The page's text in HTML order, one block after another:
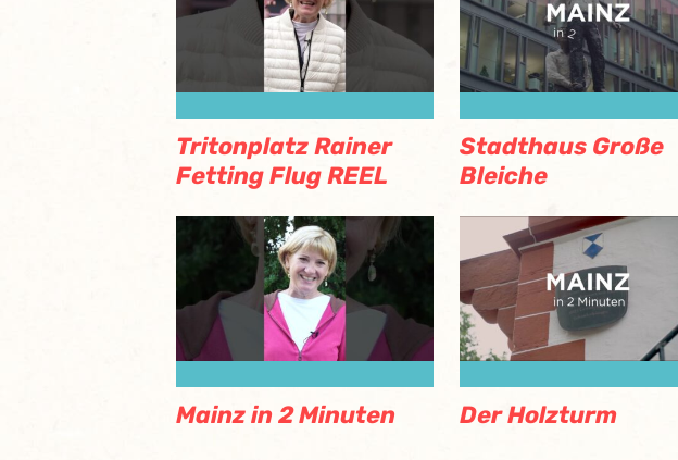
Tritonplatz Rainer
Fetting Flug REEL
Stadthaus Große
Bleiche
Mainz in 2 Minuten Der Holzturm